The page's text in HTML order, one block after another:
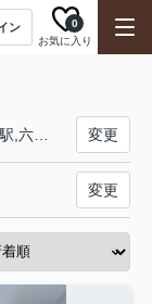
ン
お気に入り
0
変更
変更